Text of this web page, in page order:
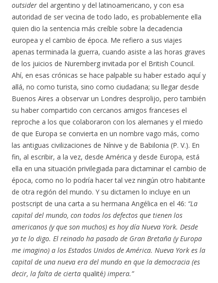
outsider del argentino y del latinoamericano, y con esa
autoridad de ser vecina de todo lado, es probablemente ella
quien dio la sentencia más creíble sobre la decadencia
europea y el cambio de época. Me refiero a sus viajes
apenas terminada la guerra, cuando asiste a las horas graves
de los juicios de Nuremberg invitada por el British Council.
Ahí, en esas crónicas se hace palpable su haber estado aquí y
allá, no como turista, sino como ciudadana; su llegar desde
Buenos Aires a observar un Londres desprolijo, pero también
su haber compartido con cercanos amigos franceses el
reproche a los que colaboraron con los alemanes y el miedo
de que Europa se convierta en un nombre vago más, como
las antiguas civilizaciones de Nínive y de Babilonia (P. V.). En
fin, al escribir, a la vez, desde América y desde Europa, está
ella en una situación privilegiada para dictaminar el cambio de
época, como no lo podría hacer tal vez ningún otro habitante
de otra región del mundo. Y su dictamen lo incluye en un
postscript de una carta a su hermana Angélica en el 46: “La
capital del mundo, con todos los defectos que tienen los
americanos (y que son muchos) es hoy día Nueva York. Desde
ya te lo digo. El reinado ha pasado de Gran Bretaña (y Europa
me imagino) a los Estados Unidos de América. Nueva York es la
capital de una nueva era del mundo en que la democracia (es
decir, la falta de cierta qualité) impera.”